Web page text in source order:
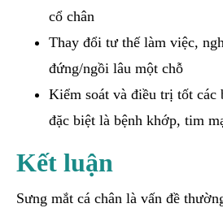
cổ chân
Thay đổi tư thế làm việc,
đứng/ngồi lâu một chỗ
Kiểm soát và điều trị tốt các
đặc biệt là bệnh khớp, tim
Kết luận
Sưng mắt cá chân là vấn đề